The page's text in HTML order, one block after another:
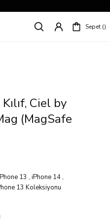
Sepet
Ciel by
(MagSafe
13 ,iPhone 14,
13 Koleksiyonu